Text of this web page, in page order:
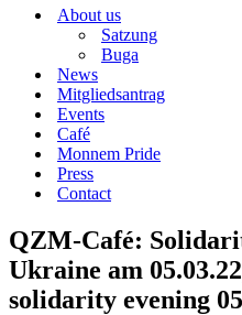
About us
Satzung
Buga
News
Mitgliedsantrag
Events
Café
Monnem Pride
Press
Contact
QZM-Café:
Ukraine am
solidarity evening